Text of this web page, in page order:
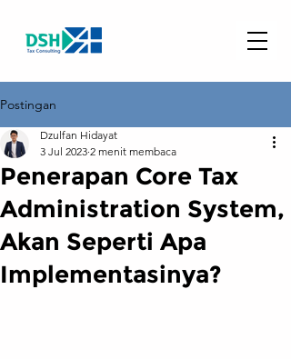
Postingan
Penerapan Core Tax
Administration System,
Akan Seperti Apa
Implementasinya?
Dzulfan Hidayat
3 Jul 2023 2 menit membaca